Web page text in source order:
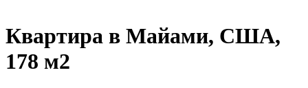
Квартира в Майами, США,
178 м2